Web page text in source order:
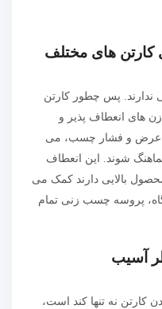
کارتن های مختلف
ندارند. پس چطور کارتن
های انعطاف پذیر و
عرض و فشار چسب، می
شوند. این انعطاف
بالایی دارند کمک می
پروسه چسب زنی تمام
آسیب
کارتن نه تنها کند است،